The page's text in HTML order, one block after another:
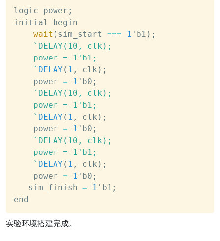
logic power ;
initial begin
wait ( sim_start === 1 'b1 ) ;
` DELAY(10, clk);
    power = 1'b1;
` DELAY ( 1 , clk ) ;
    power
= 1 'b0 ;
` DELAY(10, clk);
    power = 1'b1;
` DELAY ( 1 , clk ) ;
    power
= 1 'b0 ;
` DELAY(10, clk);
    power = 1'b1;
` DELAY ( 1 , clk ) ;
    power
= 1 'b0 ;
   sim_finish
= 1 'b1 ;
end
实验环境搭建完成。